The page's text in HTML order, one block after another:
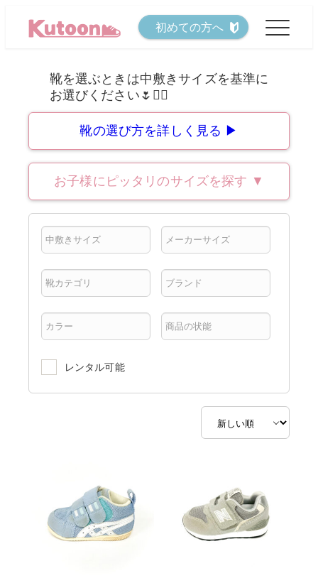
初めての方へ
靴の選び方を詳しく見る ▶
お子様にピッタリのサイズを探す ▼
レンタル可能